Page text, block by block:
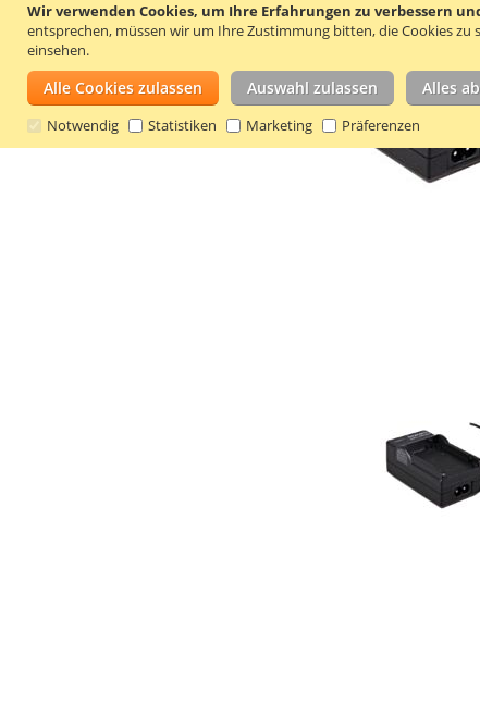
Wir verwenden Cookies, um Ihre Erfahrungen zu verbessern
entsprechen, müssen wir um Ihre Zustimmung bitten, die Cookies zu
einsehen.
Alle Cookies zulassen Auswahl zulassen Alles
Notwendig Statistiken Marketing Präferenzen